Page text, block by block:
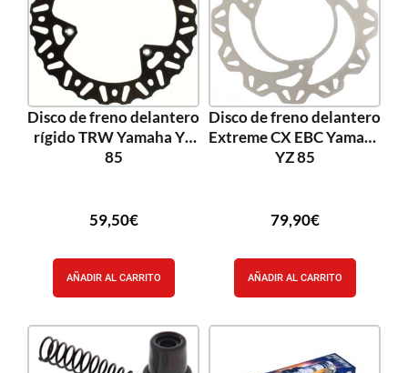
Disco de freno delantero
rígido TRW Yamaha YZ
85
59,50€
AÑADIR AL CARRITO
Disco de freno delantero
Extreme CX EBC Yamaya
YZ 85
79,90€
AÑADIR AL CARRITO